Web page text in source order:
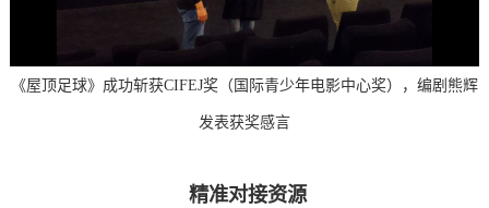
《屋顶足球》成功斩获CIFEJ奖（国际青少年电影中心奖），编剧熊辉
发表获奖感言
精准对接资源